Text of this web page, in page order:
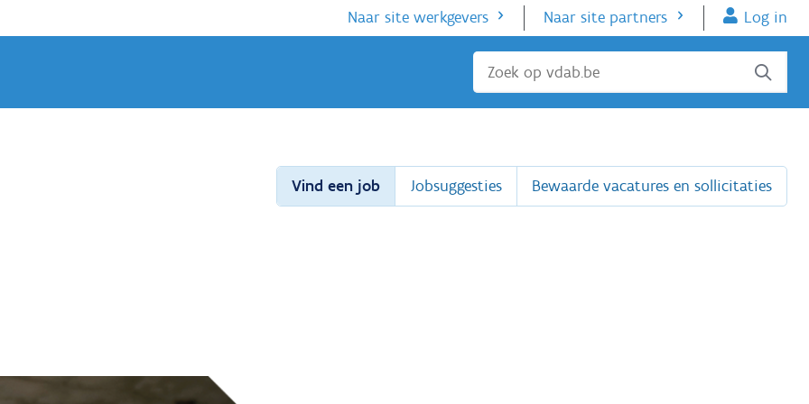
Naar site werkgevers Naar site partners Log in
Sluiten
Vind een job Jobsuggesties Bewaarde vacatures en sollicitaties